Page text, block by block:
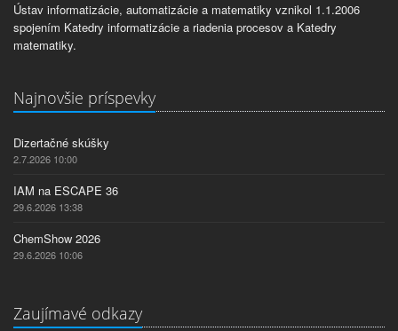
Ústav informatizácie, automatizácie a matematiky vznikol 1.1.2006
spojením Katedry informatizácie a riadenia procesov a Katedry
matematiky.
Najnovšie príspevky
Dizertačné skúšky
2.7.2026 10:00
IAM na ESCAPE 36
29.6.2026 13:38
ChemShow 2026
29.6.2026 10:06
Zaujímavé odkazy